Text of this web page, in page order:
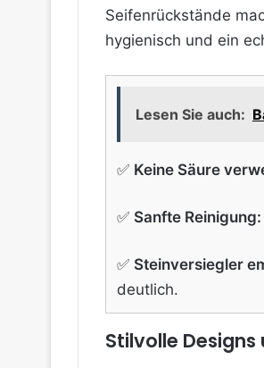
Seifenrückstände
hygienisch und ein
Lesen Sie auch:
✅ Keine Säure
✅ Sanfte Reinigung:
✅ Steinversiegler
deutlich.
Stilvolle